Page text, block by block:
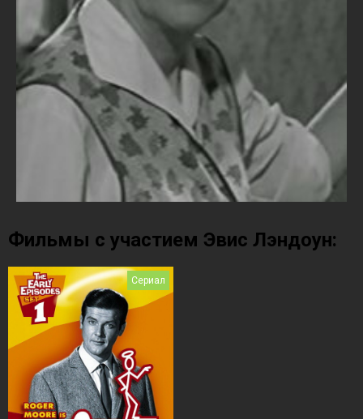
Фильмы с участием Эвис Лэндоун:
Сериал